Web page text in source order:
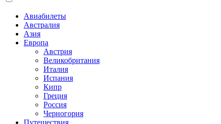
Авиабилеты
Австралия
Азия
Европа
Австрия
Великобритания
Италия
Испания
Кипр
Греция
Россия
Черногория
Путешествия